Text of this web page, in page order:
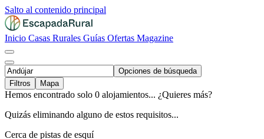
Salto al contenido principal
Inicio Casas Rurales Guías Ofertas Magazine
Opciones de búsqueda
Filtros
Mapa
Hemos encontrado solo 0 alojamientos... ¿Quieres más?
Quizás eliminando alguno de estos requisitos...
Cerca de pistas de esquí